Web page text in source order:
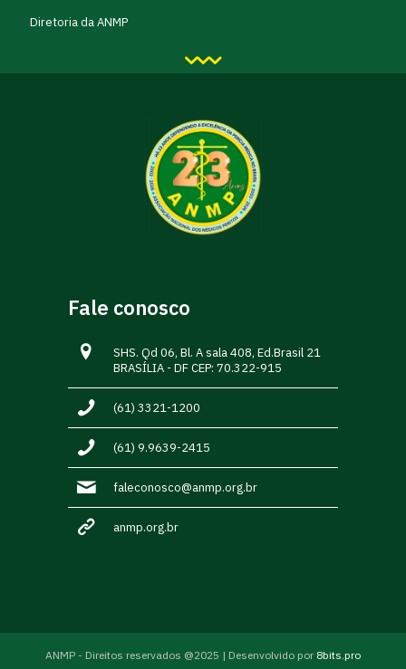
Diretoria da ANMP
Fale conosco
SHS. Qd 06, Bl. A sala 408, Ed.Brasil 21
BRASÍLIA - DF CEP: 70.322-915
(61) 3321-1200
(61) 9.9639-2415
faleconosco@anmp.org.br
anmp.org.br
ANMP - Direitos reservados @2025 | Desenvolvido por 8bits.pro